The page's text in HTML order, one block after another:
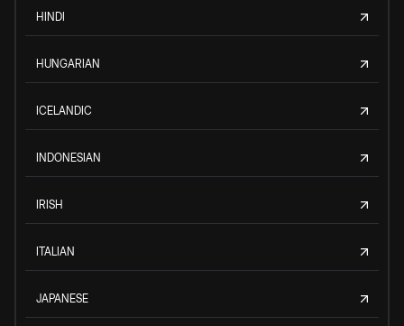
HINDI
HUNGARIAN
ICELANDIC
INDONESIAN
IRISH
ITALIAN
JAPANESE